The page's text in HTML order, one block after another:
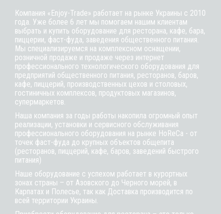
Компания «Enjoy-Trade» работает на рынке Украины с 2010
года. Уже более 6 лет мы помогаем нашим клиентам
выбрать и купить оборудование для ресторана, кафе, бара,
пиццерии, фаст-фуда, заведения общественного питания.
Мы специализируемся на комплексном оснащении,
розничной продаже и продаже через интернет
профессионального технологического оборудования для
предприятий общественного питания, ресторанов, баров,
кафе, пиццерий, производственных цехов и столовых,
гостиничных комплексов, продуктовых магазинов,
супермаркетов.
Наша компания за годы работы накопила огромный опыт
реализации, установки и сервисного обслуживания
профессионального оборудования на рынке HoReCa - от
точек фаст-фуда до крупных объектов общепита
(ресторанов, пиццерий, кафе, баров, заведений быстрого
питания)
Наше оборудование с успехом работает в курортных
зонах страны – от Азовского до Черного морей, в
Карпатах и Полесье, так как Доставка производится по
всей территории Украины.